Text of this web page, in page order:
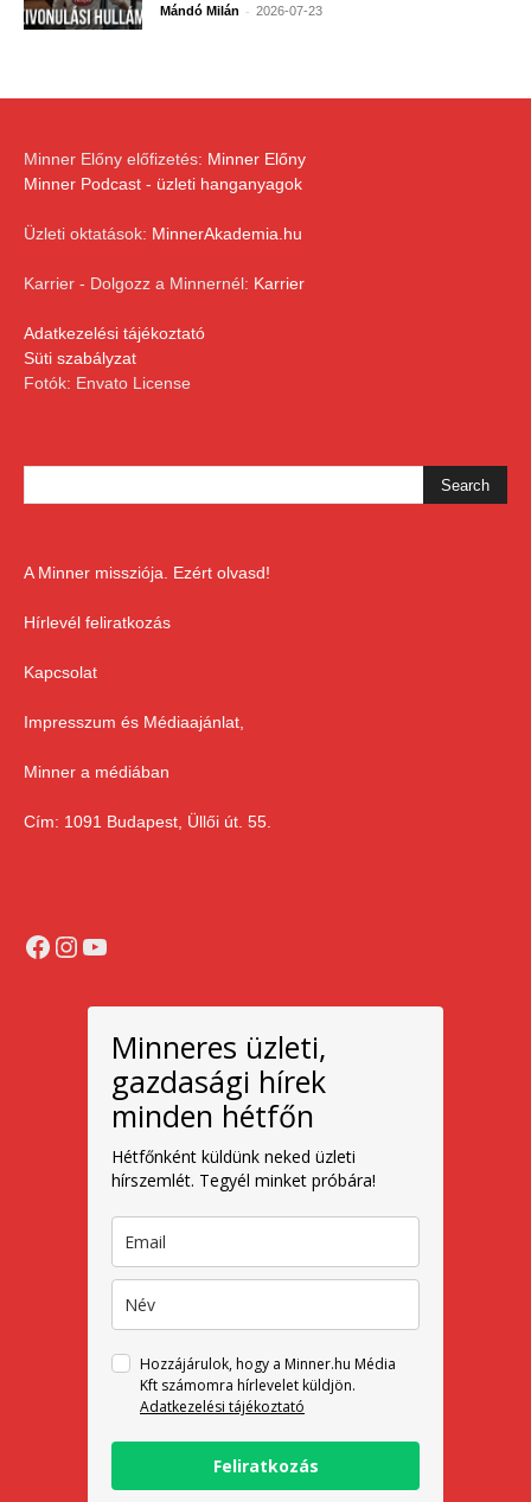
Mándó Milán - 2026-07-23
Minner Előny előfizetés: Minner Előny
Minner Podcast - üzleti hanganyagok
Üzleti oktatások: MinnerAkademia.hu
Karrier - Dolgozz a Minnernél: Karrier
Adatkezelési tájékoztató
Süti szabályzat
Fotók: Envato License
A Minner missziója. Ezért olvasd!
Hírlevél feliratkozás
Kapcsolat
Impresszum és Médiaajánlat,
Minner a médiában
Cím: 1091 Budapest, Üllői út. 55.
Facebook
Instagram
YouTube
Minneres üzleti,
gazdasági hírek
minden hétfőn
Hétfőnként küldünk neked üzleti
hírszemlét. Tegyél minket próbára!
Hozzájárulok, hogy a Minner.hu Média
Kft számomra hírlevelet küldjön.
Adatkezelési tájékoztató
Feliratkozás